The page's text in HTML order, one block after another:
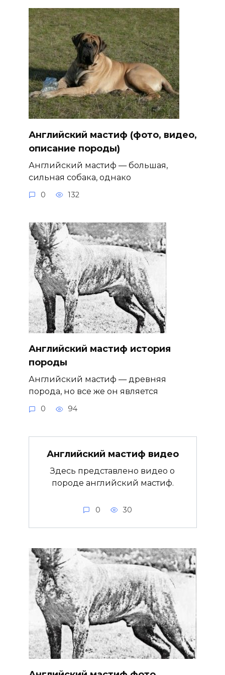
Английский мастиф (фото, видео,
описание породы)
Английский мастиф — большая,
сильная собака, однако
0 132
Английский мастиф история
породы
Английский мастиф — древняя
порода, но все же он является
0 94
Английский мастиф видео
Здесь представлено видео о
породе английский мастиф.
0 30